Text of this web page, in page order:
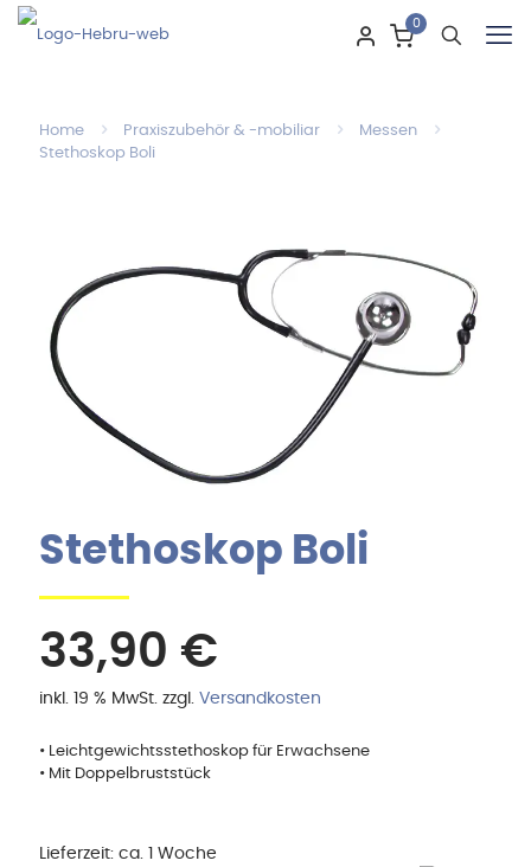
0
Home Praxiszubehör & -mobiliar
Messen
Stethoskop Boli
Stethoskop Boli
33,90 €
inkl. 19 % MwSt. zzgl. Versandkosten
• Leichtgewichtsstethoskop für Erwachsene
• Mit Doppelbruststück
Lieferzeit: ca. 1 Woche